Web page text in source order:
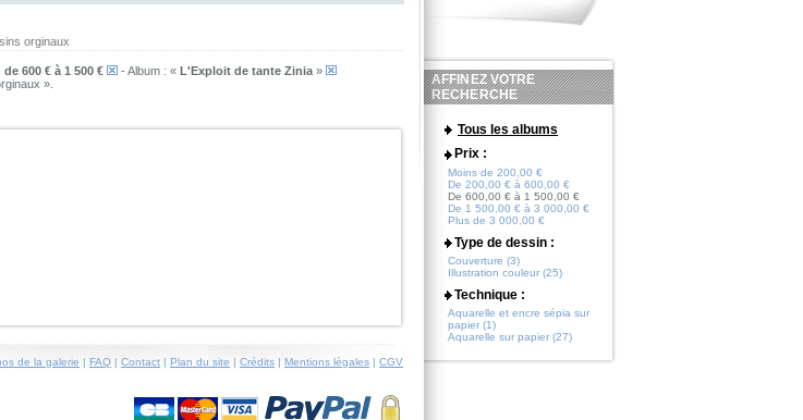
orginaux
de 600 € à 1 500 € - Album : « L'Exploit de tante Zinia »
».
de la galerie | FAQ | Contact | Plan du site | Crédits | Mentions légales | CGV
AFFINEZ VOTRE
RECHERCHE
Tous les albums
Prix :
Moins de 200,00 €
De 200,00 € à 600,00 €
De 600,00 € à 1 500,00 €
De 1 500,00 € à 3 000,00 €
Plus de 3 000,00 €
Type de dessin :
Couverture (3)
Illustration couleur (25)
Technique :
Aquarelle et encre sépia sur
papier (1)
Aquarelle sur papier (27)